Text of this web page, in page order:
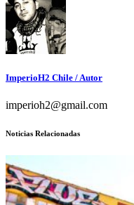
ImperioH2 Chile / Autor
imperioh2@gmail.com
Noticias Relacionadas